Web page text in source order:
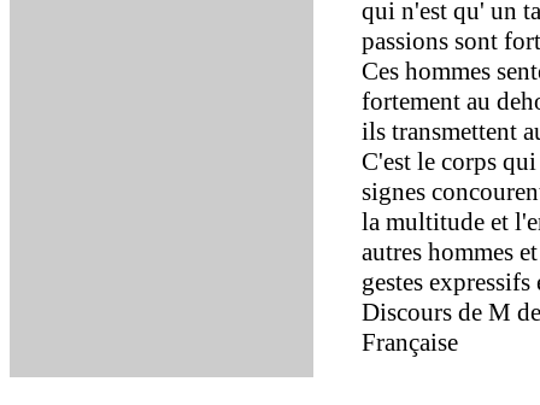
qui n'est qu' un
passions sont
Ces hommes
fortement au
ils transmettent
C'est le corps
signes
la multitude et
autres hommes
gestes
Discours de M
Française